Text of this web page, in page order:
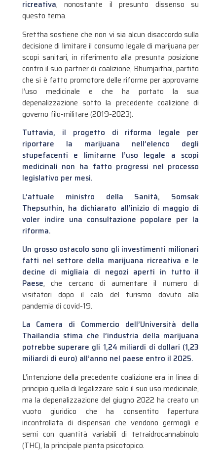
ricreativa, nonostante il presunto dissenso su
questo tema.
Srettha sostiene che non vi sia alcun disaccordo sulla
decisione di limitare il consumo legale di marijuana per
scopi sanitari, in riferimento alla presunta posizione
contro il suo partner di coalizione, Bhumjaithai, partito
che si è fatto promotore delle riforme per approvarne
l’uso medicinale e che ha portato la sua
depenalizzazione sotto la precedente coalizione di
governo filo-militare (2019-2023).
Tuttavia, il progetto di riforma legale per
riportare la marijuana nell’elenco degli
stupefacenti e limitarne l’uso legale a scopi
medicinali non ha fatto progressi nel processo
legislativo per mesi.
L’attuale ministro della Sanità, Somsak
Thepsuthin, ha dichiarato all’inizio di maggio di
voler indire una consultazione popolare per la
riforma.
Un grosso ostacolo sono gli investimenti milionari
fatti nel settore della marijuana ricreativa e le
decine di migliaia di negozi aperti in tutto il
Paese, che cercano di aumentare il numero di
visitatori dopo il calo del turismo dovuto alla
pandemia di covid-19.
La Camera di Commercio dell’Università della
Thailandia stima che l’industria della marijuana
potrebbe superare gli 1,24 miliardi di dollari (1,23
miliardi di euro) all’anno nel paese entro il 2025.
L’intenzione della precedente coalizione era in linea di
principio quella di legalizzare solo il suo uso medicinale,
ma la depenalizzazione del giugno 2022 ha creato un
vuoto giuridico che ha consentito l’apertura
incontrollata di dispensari che vendono germogli e
semi con quantità variabili di tetraidrocannabinolo
(THC), la principale pianta psicotopico.